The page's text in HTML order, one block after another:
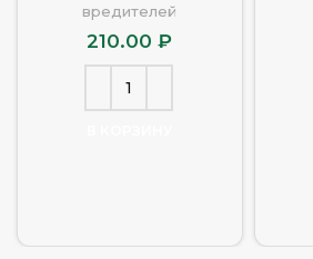
вредителей
210.00₽